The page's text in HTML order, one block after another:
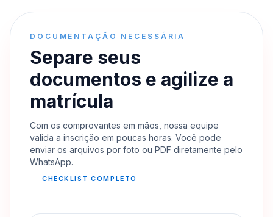
DOCUMENTAÇÃO NECESSÁRIA
Separe seus
documentos e agilize a
matrícula
Com os comprovantes em mãos, nossa equipe
valida a inscrição em poucas horas. Você pode
enviar os arquivos por foto ou PDF diretamente pelo
WhatsApp.
CHECKLIST COMPLETO